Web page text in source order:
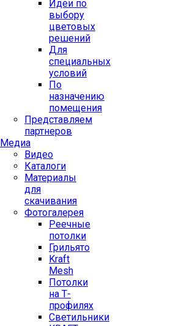
Идеи по
выбору
цветовых
решений
Для
специальных
условий
По
назначению
помещения
Представляем
партнеров
Медиа
Видео
Каталоги
Материалы
для
скачивания
Фотогалерея
Реечные
потолки
Грильято
Kraft
Mesh
Потолки
на Т-
профилях
Свeтильники